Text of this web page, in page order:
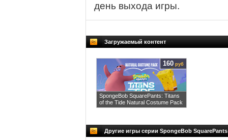
день выхода игры.
Загружаемый контент
SpongeBob SquarePants: Titans
of the Tide Natural Costume Pack
160 руб
Другие игры серии SpongeBob SquarePants